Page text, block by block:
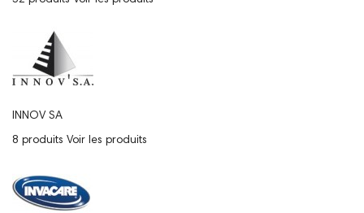
INNOV SA
8 produits Voir les produits